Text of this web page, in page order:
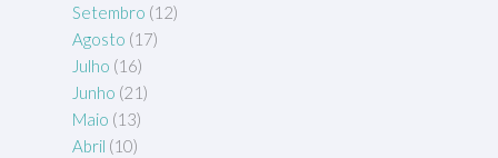
Setembro (12)
Agosto (17)
Julho (16)
Junho (21)
Maio (13)
Abril (10)